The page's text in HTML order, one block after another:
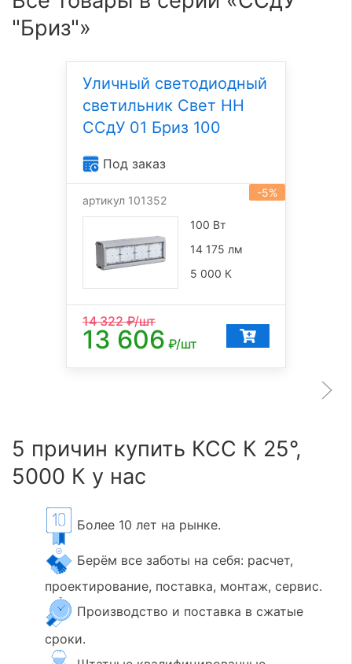
"Бриз"»
Уличный светодиодный
светильник Свет НН
ССдУ 01 Бриз 100
Под заказ
-5%
артикул 101352
100 Вт
14 175 лм
5 000 К
14 322₽/шт
13 606 ₽/шт
5 причин купить КСС К 25°,
5000 К у нас
Более 10 лет на рынке.
Берём все заботы на себя: расчет,
проектирование, поставка, монтаж, сервис.
Производство и поставка в сжатые
сроки.